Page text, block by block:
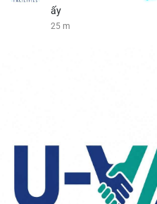
ấy
25 m